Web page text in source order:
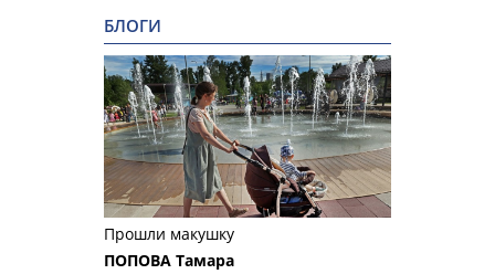
БЛОГИ
Прошли макушку
ПОПОВА Тамара